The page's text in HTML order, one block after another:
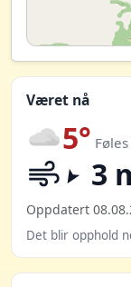
Været nå
5°
3
Oppdatert
Det blir opphold